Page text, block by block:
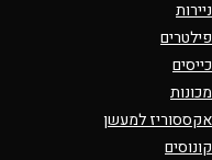
ניירות
פילטרים
כייסים
מכונות
אקססוריז למעשן
קונוסים